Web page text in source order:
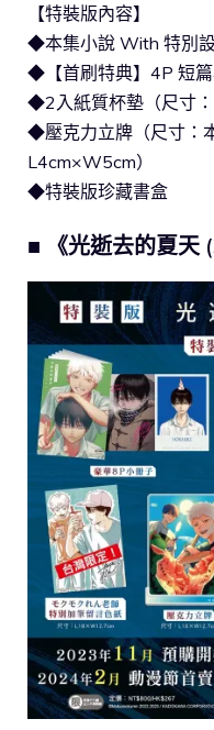
【特裝版內容】
◆本集小說 With 特別
◆【首刷特典】4P 短篇
◆2入紙質杯墊（尺寸
◆壓克力立牌（尺寸：
L4cm×W5cm）
◆特裝版珍藏書盒
■ 《光逝去的夏天